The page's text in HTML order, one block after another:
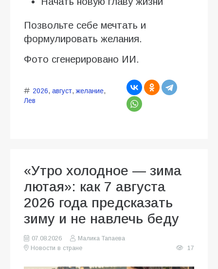
Позвольте себе мечтать и
формулировать желания.
Фото сгенерировано ИИ.
2026, август, желание,
Лев
«Утро холодное — зима
лютая»: как 7 августа
2026 года предсказать
зиму и не навлечь беду
07.08.2026
Малика Тапаева
Новости в стране
17